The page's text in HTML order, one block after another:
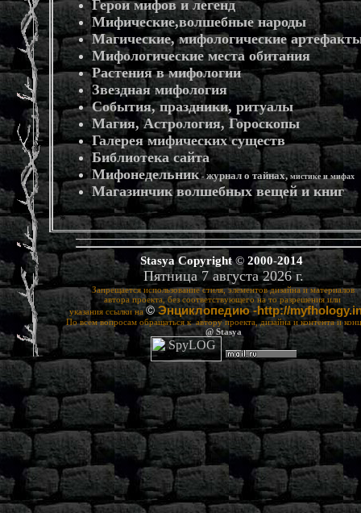
Герои мифов и легенд
Мифические,волшебные народы
Магические, мифологические
Мифологические места обитания
Растения в мифологии
Звездная мифология
События, праздники, ритуалы
Магия, Астрология, Гороскопы
Галерея мифических существ
Библиотека сайта
Мифонедельник-журнал о тайнах,мистике и мифах
Магазинчик волшебных вещей и книг
*
Stasya Copyright© 2000-2014
Пятница 7 августа 2026 г.
Запрещается использование стиля, элементов дизайна и материалов
автора проекта, без соответствующего на то разрешения или
указания ссылки на©Энциклопедию -http://
По всем вопросам обращаться к автору проекта, дизайна и контента и
@ Stasya